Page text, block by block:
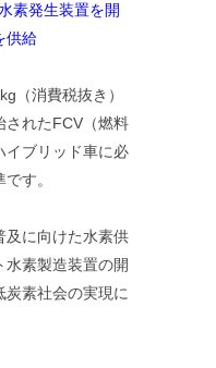
素発生装置を開
供給
（消費税抜き）
されたFCV（燃料
イブリッド車に必
す。
及に向けた水素供
素製造装置の開
素社会の実現に